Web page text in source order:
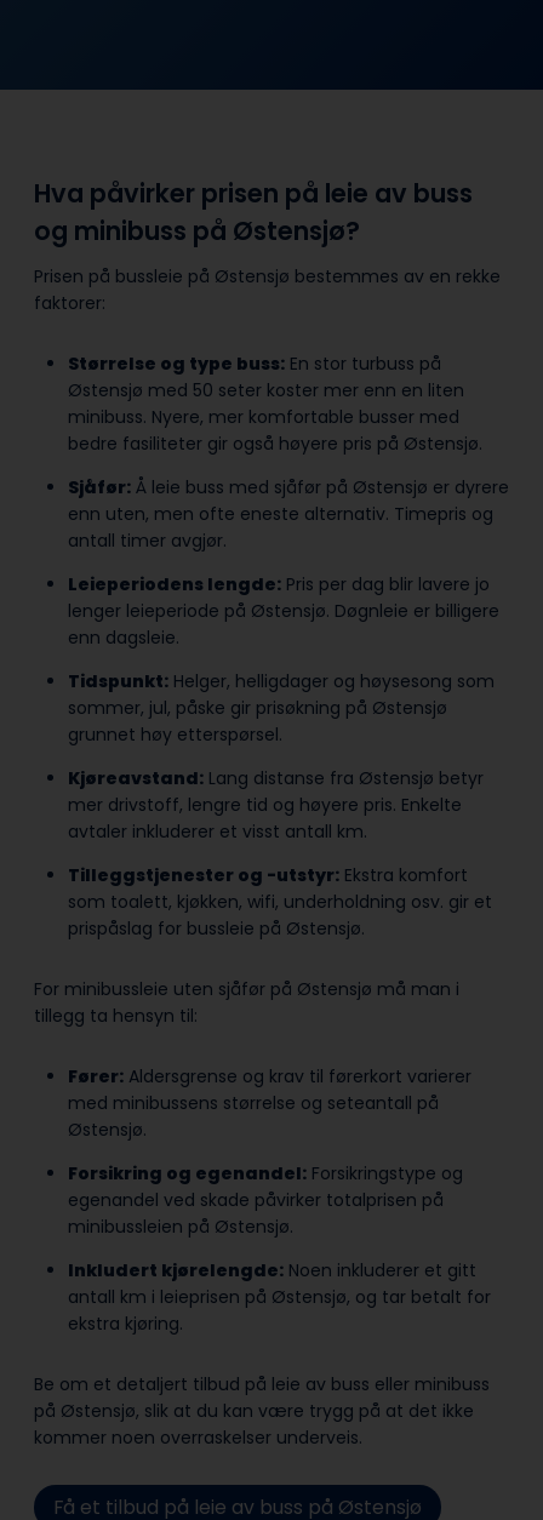
Hva påvirker prisen på leie av buss
og minibuss på Østensjø?
Prisen på bussleie på Østensjø bestemmes av en rekke
faktorer:
Størrelse og type buss: En stor turbuss på
Østensjø med 50 seter koster mer enn en liten
minibuss. Nyere, mer komfortable busser med
bedre fasiliteter gir også høyere pris på Østensjø.
Sjåfør: Å leie buss med sjåfør på Østensjø er dyrere
enn uten, men ofte eneste alternativ. Timepris og
antall timer avgjør.
Leieperiodens lengde: Pris per dag blir lavere jo
lenger leieperiode på Østensjø. Døgnleie er billigere
enn dagsleie.
Tidspunkt: Helger, helligdager og høysesong som
sommer, jul, påske gir prisøkning på Østensjø
grunnet høy etterspørsel.
Kjøreavstand: Lang distanse fra Østensjø betyr
mer drivstoff, lengre tid og høyere pris. Enkelte
avtaler inkluderer et visst antall km.
Tilleggstjenester og -utstyr: Ekstra komfort
som toalett, kjøkken, wifi, underholdning osv. gir et
prispåslag for bussleie på Østensjø.
For minibussleie uten sjåfør på Østensjø må man i
tillegg ta hensyn til:
Fører: Aldersgrense og krav til førerkort varierer
med minibussens størrelse og seteantall på
Østensjø.
Forsikring og egenandel: Forsikringstype og
egenandel ved skade påvirker totalprisen på
minibussleien på Østensjø.
Inkludert kjørelengde: Noen inkluderer et gitt
antall km i leieprisen på Østensjø, og tar betalt for
ekstra kjøring.
Be om et detaljert tilbud på leie av buss eller minibuss
på Østensjø, slik at du kan være trygg på at det ikke
kommer noen overraskelser underveis.
Få et tilbud på leie av buss på Østensjø